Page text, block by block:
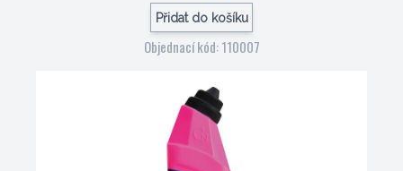
Přidat do košíku
Objednací kód: 110007